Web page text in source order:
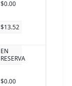
$0.00
$13.52
EN
RESERVA
$0.00